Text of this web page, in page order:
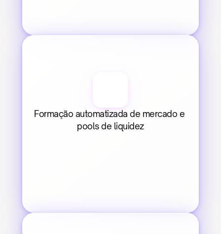
Formação automatizada de mercado e
pools de liquidez